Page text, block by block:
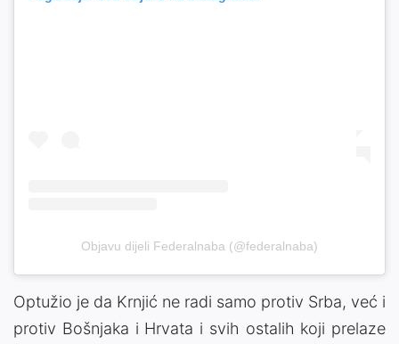
Objavu dijeli Federalnaba (@federalnaba)
Optužio je da Krnjić ne radi samo protiv Srba, već i
protiv Bošnjaka i Hrvata i svih ostalih koji prelaze